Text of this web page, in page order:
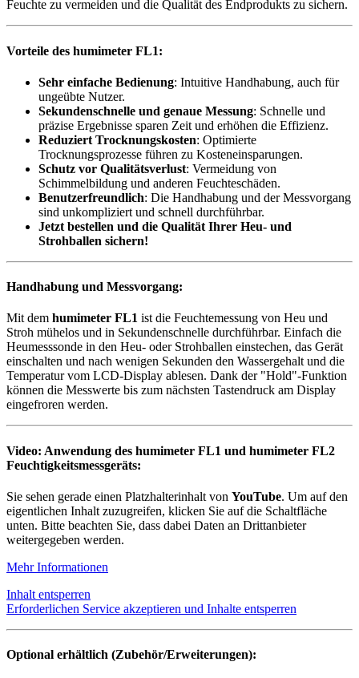
Feuchte zu vermeiden und die Qualität des Endprodukts zu sichern.
Vorteile des humimeter FL1:
Sehr einfache Bedienung: Intuitive Handhabung, auch für
ungeübte Nutzer.
Sekundenschnelle und genaue Messung: Schnelle und
präzise Ergebnisse sparen Zeit und erhöhen die Effizienz.
Reduziert Trocknungskosten: Optimierte
Trocknungsprozesse führen zu Kosteneinsparungen.
Schutz vor Qualitätsverlust: Vermeidung von
Schimmelbildung und anderen Feuchteschäden.
Benutzerfreundlich: Die Handhabung und der Messvorgang
sind unkompliziert und schnell durchführbar.
Jetzt bestellen und die Qualität Ihrer Heu- und
Strohballen sichern!
Handhabung und Messvorgang:
Mit dem humimeter FL1 ist die Feuchtemessung von Heu und
Stroh mühelos und in Sekundenschnelle durchführbar. Einfach die
Heumesssonde in den Heu- oder Strohballen einstechen, das Gerät
einschalten und nach wenigen Sekunden den Wassergehalt und die
Temperatur vom LCD-Display ablesen. Dank der "Hold"-Funktion
können die Messwerte bis zum nächsten Tastendruck am Display
eingefroren werden.
Video: Anwendung des humimeter FL1 und humimeter FL2
Feuchtigkeitsmessgeräts:
Sie sehen gerade einen Platzhalterinhalt von YouTube. Um auf den
eigentlichen Inhalt zuzugreifen, klicken Sie auf die Schaltfläche
unten. Bitte beachten Sie, dass dabei Daten an Drittanbieter
weitergegeben werden.
Mehr Informationen
Inhalt entsperren
Erforderlichen Service akzeptieren und Inhalte entsperren
Optional erhältlich (Zubehör/Erweiterungen):